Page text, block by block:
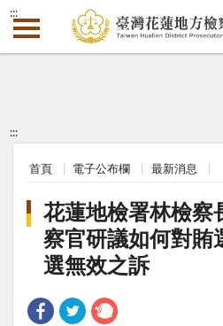
:::
:::
首頁 電子公布欄 最新消息
花蓮地檢署林檢察
察官研議如何對賄
選無效之訴